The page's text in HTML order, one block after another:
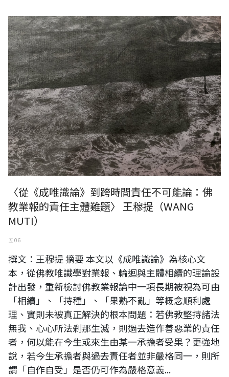
〈從《成唯識論》到跨時間責任不可能論：佛
教業報的責任主體難題〉 王穆提（WANG
MUTI）
五 06
撰文：王穆提 摘要 本文以《成唯識論》為核心文
本，從佛教唯識學對業報、輪迴與主體相續的理論設
計出發，重新檢討佛教業報論中一項長期被視為可由
「相續」、「持種」、「果熟不亂」等概念順利處
理、實則未被真正解決的根本問題：若佛教堅持諸法
無我、心心所法剎那生滅，則過去造作善惡業的責任
者，何以能在今生或來生由某一承擔者受果？更強地
說，若今生承擔者與過去責任者並非嚴格同一，則所
謂「自作自受」是否仍可作為嚴格意義...